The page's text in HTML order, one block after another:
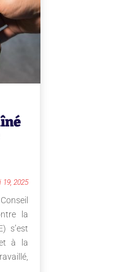
19, 2025
la
s’est
à la